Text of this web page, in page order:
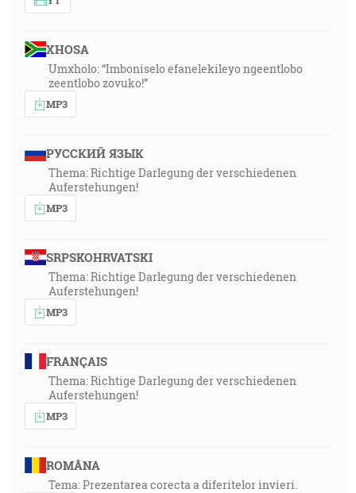
XHOSA
Umxholo: “Imboniselo efanelekileyo ngeentlobo
zeentlobo zovuko!”
MP3
РУССКИЙ ЯЗЫК
Thema: Richtige Darlegung der verschiedenen
Auferstehungen!
MP3
SRPSKOHRVATSKI
Thema: Richtige Darlegung der verschiedenen
Auferstehungen!
MP3
FRANÇAIS
Thema: Richtige Darlegung der verschiedenen
Auferstehungen!
MP3
ROMÂNA
Tema: Prezentarea corecta a diferitelor invieri.